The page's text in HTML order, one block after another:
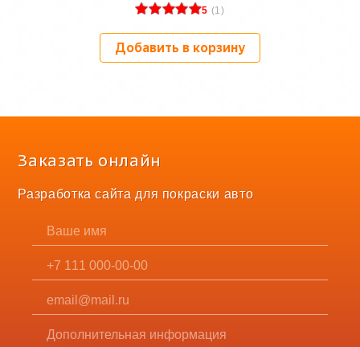
Заказать онлайн
Разработка сайта для покраски авто
5 (1)
Добавить в корзину